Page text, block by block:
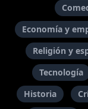
Economía y
Religión y
Tecnología
Historia